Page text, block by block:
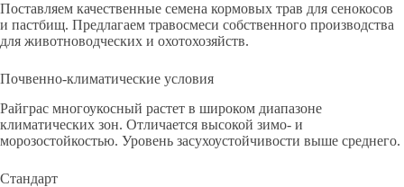
Поставляем качественные семена кормовых трав для сенокосов
и пастбищ. Предлагаем травосмеси собственного производства
для животноводческих и охотохозяйств.
Почвенно-климатические условия
Райграс многоукосный растет в широком диапазоне
климатических зон. Отличается высокой зимо- и
морозостойкостью. Уровень засухоустойчивости выше среднего.
Стандарт